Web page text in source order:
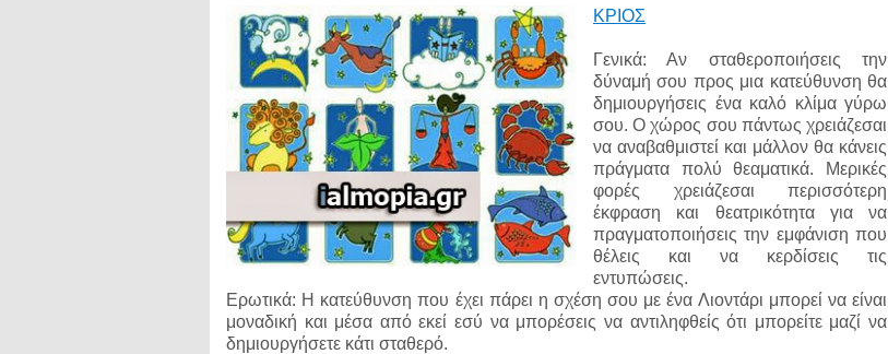
ΚΡΙΟΣ
Γενικά: Αν σταθεροποιήσεις την
δύναμή σου προς μια κατεύθυνση θα
δημιουργήσεις ένα καλό κλίμα γύρω
σου. Ο χώρος σου πάντως χρειάζεσαι
να αναβαθμιστεί και μάλλον θα κάνεις
πράγματα πολύ θεαματικά. Μερικές
φορές χρειάζεσαι περισσότερη
έκφραση και θεατρικότητα για να
πραγματοποιήσεις την εμφάνιση που
θέλεις και να κερδίσεις τις
εντυπώσεις.
Ερωτικά: Η κατεύθυνση που έχει πάρει η σχέση σου με ένα Λιοντάρι μπορεί να είναι
μοναδική και μέσα από εκεί εσύ να μπορέσεις να αντιληφθείς ότι μπορείτε μαζί να
δημιουργήσετε κάτι σταθερό.